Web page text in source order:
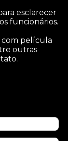
esclarecer
funcionários.
película
outras